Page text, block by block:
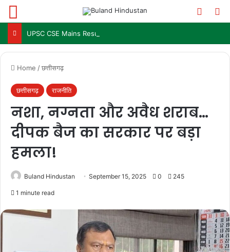
Home /छत्तीसगढ़
छत्तीसगढ़ राजनीति
नशा, नग्नता और अवैध शराब…
दीपक बैज का सरकार पर बड़ा
हमला!
Buland Hindustan September 15, 2025 0 245
1 minute read